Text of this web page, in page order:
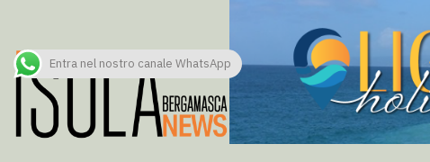
Entra nel nostro canale WhatsApp